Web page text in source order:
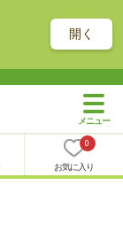
開く
0
お気に入り